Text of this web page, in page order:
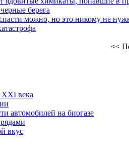
берега
можно, но это никому не
<<
века
автомобилей на биогазе
вкус